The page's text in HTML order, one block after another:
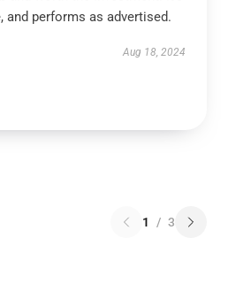
and performs as advertised.
Aug 18, 2024
1 / 3